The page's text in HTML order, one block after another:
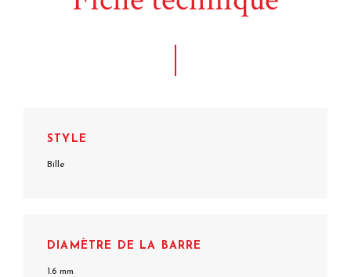
STYLE
Bille
DIAMÈTRE DE LA BARRE
1.6 mm